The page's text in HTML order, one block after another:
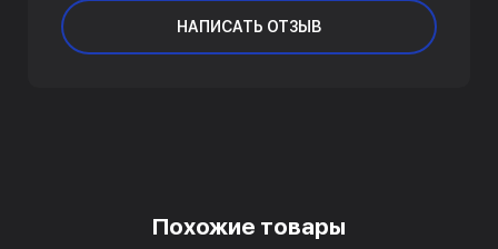
НАПИСАТЬ ОТЗЫВ
Похожие товары